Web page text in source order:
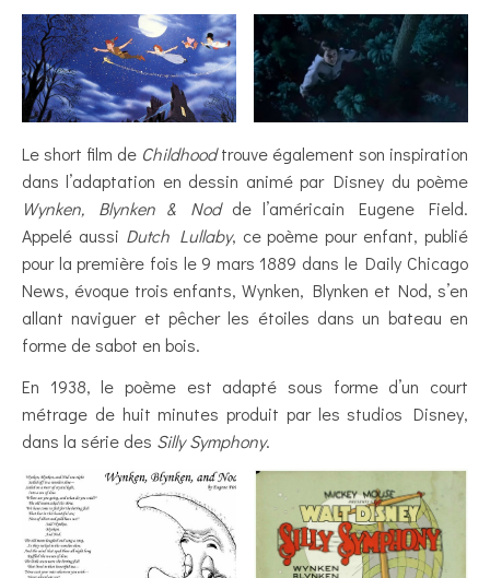
Le short film de Childhoodtrouve également son inspiration
dans l’adaptation en dessin animé par Disney du poème
Wynken, Blynken & Nodde l’américain Eugene Field.
Appelé aussi Dutch Lullaby, ce poème pour enfant, publié
pour la première fois le 9 mars 1889 dans le Daily Chicago
News, évoque trois enfants, Wynken, Blynken et Nod, s’en
allant naviguer et pêcher les étoiles dans un bateau en
forme de sabot en bois.
En 1938, le poème est adapté sous forme d’un court
métrage de huit minutes produit par les studios Disney,
dans la série des Silly Symphony.